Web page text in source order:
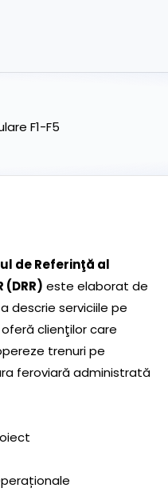
F1-F5
de Referinţă al
(DRR) este elaborat de
descrie serviciile pe
oferă clienţilor care
trenuri pe
feroviară administrată